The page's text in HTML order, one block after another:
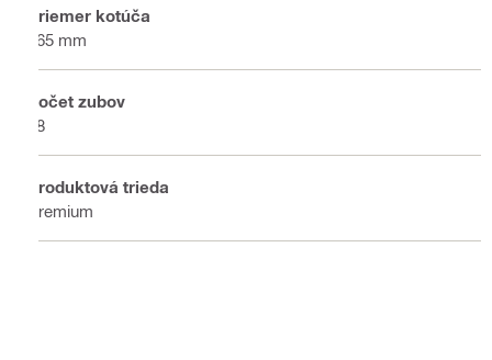
Priemer kotúča
165 mm
Počet zubov
48
Produktová trieda
Premium